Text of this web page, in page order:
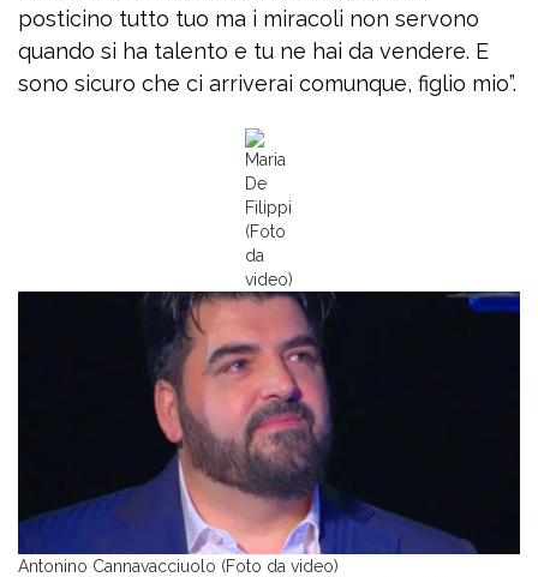
posticino tutto tuo ma i miracoli non servono
quando si ha talento e tu ne hai da vendere. E
sono sicuro che ci arriverai comunque, figlio mio”.
Maria
De
Filippi
(Foto
da
video)
Antonino Cannavacciuolo (Foto da video)